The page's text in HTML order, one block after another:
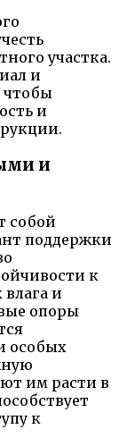
участка.
и
чтобы
и
и
собой
поддержки
к
и
опоры
особых
им расти в
к